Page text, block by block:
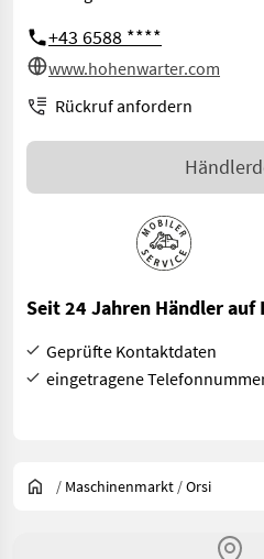
+43 6588 ****
www.hohenwarter.com
Rückruf anfordern
Seit 24 Jahren Händler
Geprüfte Kontaktdaten
eingetragene
/ Maschinenmarkt /Orsi